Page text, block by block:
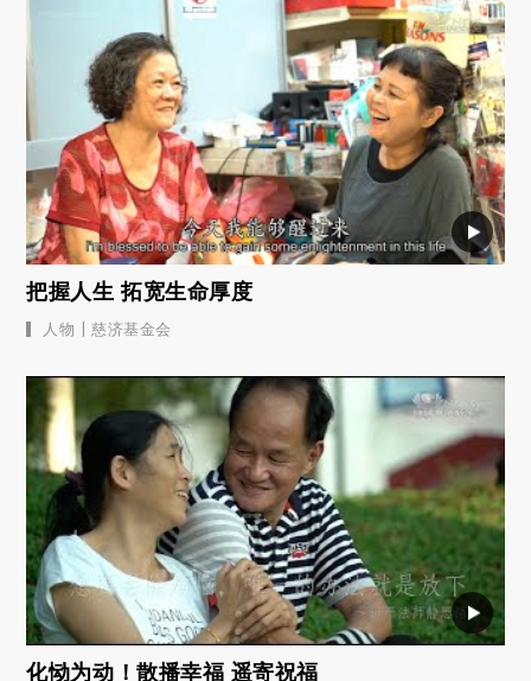
把握人生 拓宽生命厚度
人物 | 慈济基金会
化恸为动！散播幸福 遥寄祝福